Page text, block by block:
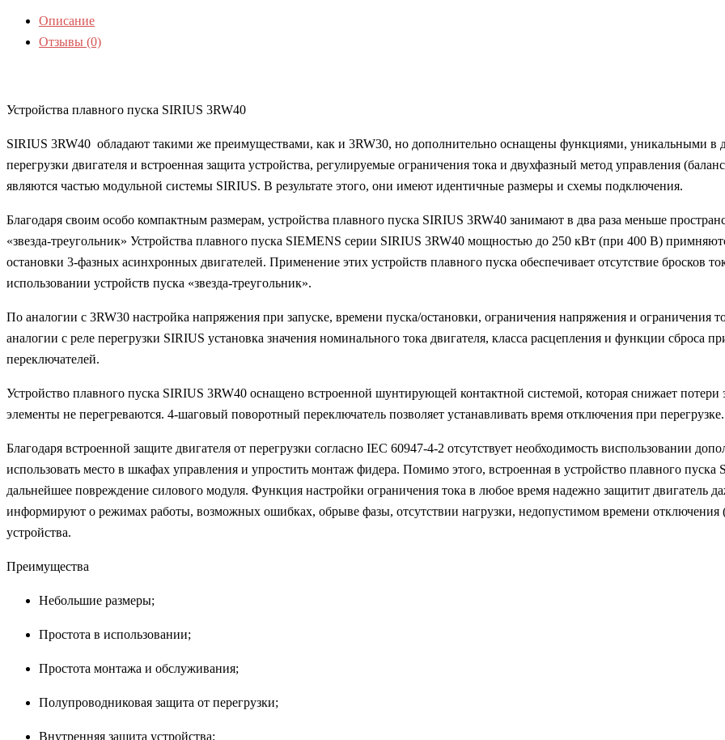
Описание
Отзывы (0)
Устройства плавного пуска SIRIUS 3RW40
SIRIUS 3RW40 обладают такими же преимуществами, как и 3RW30, но дополнительно оснащены функциями, уникальными в
перегрузки двигателя и встроенная защита устройства, регулируемые ограничения тока и двухфазный метод управления
являются частью модульной системы SIRIUS. В результате этого, они имеют идентичные размеры и схемы подключения.
Благодаря своим особо компактным размерам, устройства плавного пуска SIRIUS 3RW40 занимают в два раза меньше
«звезда-треугольник» Устройства плавного пуска SIEMENS серии SIRIUS 3RW40 мощностью до 250 кВт (при 400 В)
остановки 3-фазных асинхронных двигателей. Применение этих устройств плавного пуска обеспечивает отсутствие бросков
использовании устройств пуска «звезда-треугольник».
По аналогии с 3RW30 настройка напряжения при запуске, времени пуска/остановки, ограничения напряжения и
аналогии с реле перегрузки SIRIUS установка значения номинального тока двигателя, класса расцепления и функции сброса
переключателей.
Устройство плавного пуска SIRIUS 3RW40 оснащено встроенной шунтирующей контактной системой, которая снижает потери
элементы не перегреваются. 4-шаговый поворотный переключатель позволяет устанавливать время отключения при перегрузке.
Благодаря встроенной защите двигателя от перегрузки согласно IEC 60947-4-2 отсутствует необходимость виспользовании
использовать место в шкафах управления и упростить монтаж фидера. Помимо этого, встроенная в устройство плавного
дальнейшее повреждение силового модуля. Функция настройки ограничения тока в любое время надежно защитит двигатель
информируют о режимах работы, возможных ошибках, обрыве фазы, отсутствии нагрузки, недопустимом времени отключения
устройства.
Преимущества
Небольшие размеры;
Простота в использовании;
Простота монтажа и обслуживания;
Полупроводниковая защита от перегрузки;
Внутренняя защита устройства;